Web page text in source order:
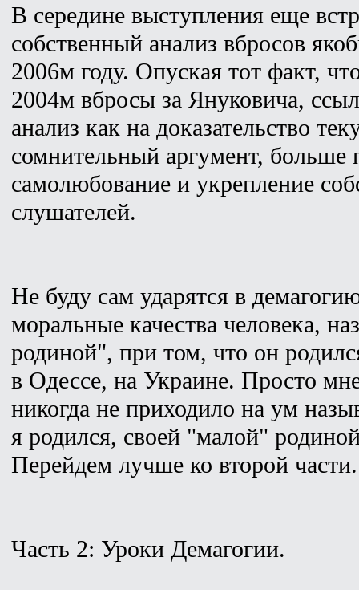
В середине выступления еще
собственный анализ вбросов
2006м году. Опуская тот факт,
2004м вбросы за Януковича,
анализ как на доказательство
сомнительный аргумент, больше
самолюбование и укрепление
слушателей.
Не буду сам ударятся в
моральные качества человека,
родиной", при том, что он
в Одессе, на Украине. Просто
никогда не приходило на ум
я родился, своей "малой"
Перейдем лучше ко второй части.
Часть 2: Уроки Демагогии.